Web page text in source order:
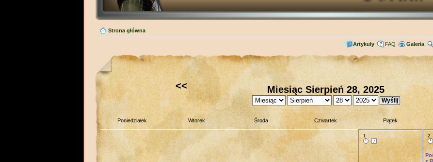
Strona główna
Artykuły FAQ Galeria
<< Miesiąc Sierpień 28, 2025
Poniedziałek Wtorek Środa Czwartek Piątek
1 2